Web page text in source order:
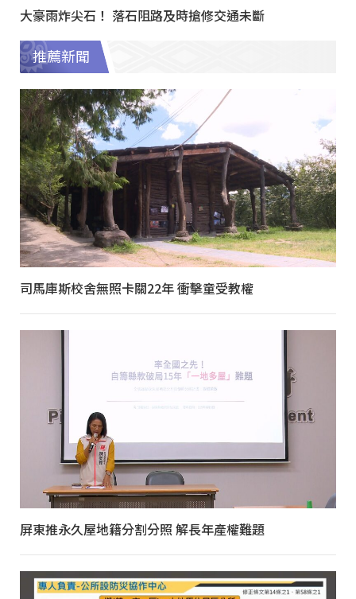
大豪雨炸尖石！ 落石阻路及時搶修交通未斷
推薦新聞
司馬庫斯校舍無照卡關22年 衝擊童受教權
屏東推永久屋地籍分割分照 解長年產權難題